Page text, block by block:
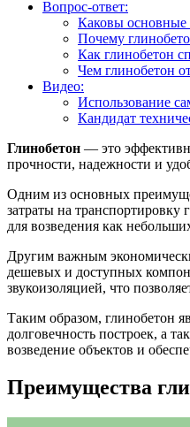
Вопрос-ответ:
Каковы основные
Почему
Как глинобетон
Чем глинобетон
Видео:
Использование
Кандидат
Глинобетон — это
прочности, надежности и
Одним из основных
затраты на транспортировку
для возведения как
Другим важным
дешевых и доступных
звукоизоляцией, что
Таким образом, глинобетон
долговечность построек, а
возведение объектов и
Преимущества